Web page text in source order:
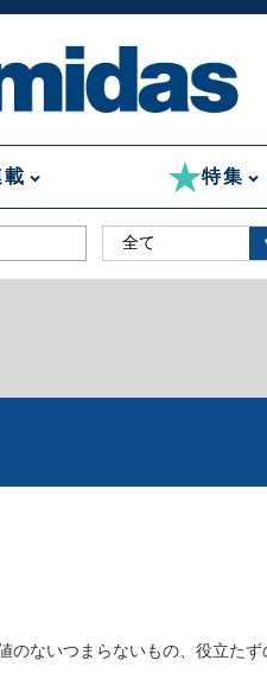
載 特集
のないつまらないもの、役立た